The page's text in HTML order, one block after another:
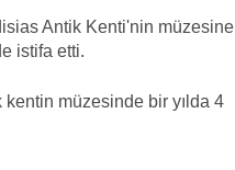
Antik Kenti'nin müzesine
istifa etti.
kentin müzesinde bir yılda 4